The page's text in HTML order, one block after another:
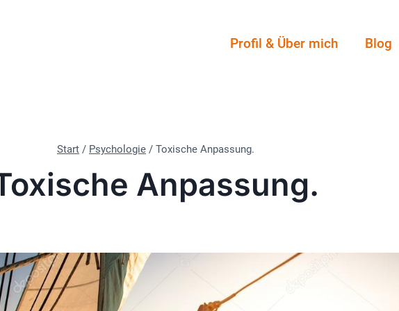
Profil & Über mich Blog
Start / Psychologie / Toxische Anpassung.
Anpassung.